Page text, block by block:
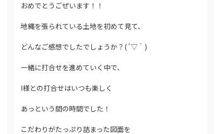
おめでとうごぜいます！！
地縄を張られている土地を初めて見て、
どんなご感想でしたでしょうか？(´▽｀)
一緒に打合せを進めていく中で、
I様との打合せはいつも楽しく
あっという間の時間でした！
こだわりがたっぷり詰まった図面を